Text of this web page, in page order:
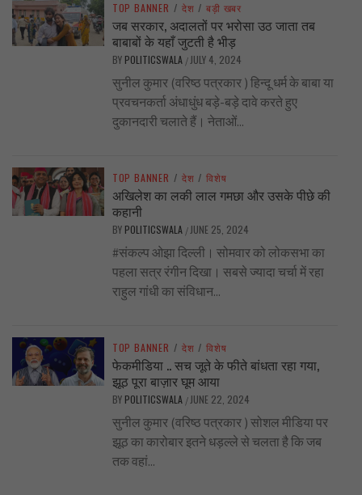
TOP BANNER / देश / बड़ी खबर
जब सरकार, अदालतों पर भरोसा उठ जाता तब
बाबाबों के यहाँ जुटती है भीड़
BY POLITICSWALA / JULY 4, 2024
सुनील कुमार (वरिष्ठ पत्रकार ) हिन्दू धर्म के बाबा या
प्रवचनकर्ता अंधाधुंध बड़े-बड़े दावे करते हुए
दुकानदारी चलाते हैं। नेताओं...
TOP BANNER / देश / विशेष
अखिलेश का लकी लाल गमछा और उसके पीछे की
कहानी
BY POLITICSWALA / JUNE 25, 2024
#संकल्प ओझा दिल्ली। सोमवार को लोकसभा का
पहला सत्र रंगीन दिखा। सबसे ज्यादा चर्चा में रहा
राहुल गांधी का संविधान...
TOP BANNER / देश / विशेष
फेकमीडिया .. सच जूते के फीते बांधता रहा गया,
झूठ पूरा बाज़ार घूम आया
BY POLITICSWALA / JUNE 22, 2024
सुनील कुमार (वरिष्ठ पत्रकार ) सोशल मीडिया पर
झूठ का कारोबार इतने धड़ल्ले से चलता है कि जब
तक वहां...